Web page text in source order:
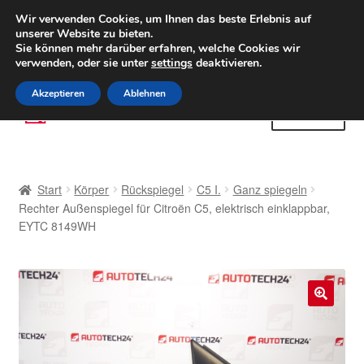
LIEFERUNG ab 6 EUR
Weltweiter Versand
(800) 500 564Mo-Fr 9-16 Uhr
Zur
Navigation
Zum
Inhalt
AGB
Beschwerdeordnung
Datenschutz-Bestimmungen
Start Körper Rückspiegel C5 I.
Ganz spiegeln
Rechter Außenspiegel für Citroën C5, elektrisch einklappbar,
EYTC 8149WH
Wir verwenden Cookies, um Ihnen das beste Erlebnis auf
unserer Website zu bieten.
Sie können mehr darüber erfahren, welche Cookies wir
verwenden, oder sie untersettings deaktivieren.
Akzeptieren Ablehnen